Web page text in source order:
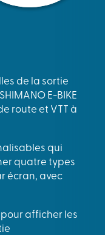
de la sortie
E-BIKE
route et VTT à
qui
quatre types
écran, avec
afficher les